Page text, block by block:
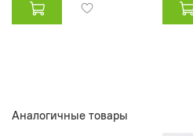
Аналогичные товары